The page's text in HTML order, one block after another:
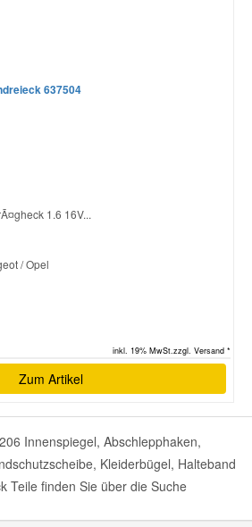
637504
1.6 16V...
/ Opel
inkl. 19% MwSt.zzgl. Versand *
Zum Artikel
Innenspiegel, Abschlepphaken,
Kleiderbügel, Halteband
Teile finden Sie über die Suche